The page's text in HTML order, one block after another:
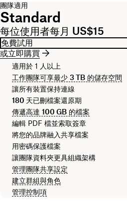
團隊適用
Standard
每位使用者每月 US$15
免費試用
或立即購買
適用於 1 人以上
工作團隊可享最少 3 TB 的儲存空間
讓所有裝置保持連線
180 天已刪檔案還原期
傳遞高達 100 GB 的檔案
編輯 PDF 檔並索取簽章
將您的品牌融入共享檔案
用密碼保護檔案
讓團隊資料夾更具組織架構
管理團隊共享設定
建立群組與角色
管理控制項